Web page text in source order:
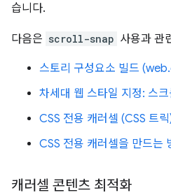
습니다.
다음은 scroll-snap 사용과 관
스토리 구성요소 빌드
차세대 웹 스타일 지정: 스
CSS 전용 캐러셀 (CSS 트
CSS 전용 캐러셀을 만드는
캐러셀 콘텐츠 최적화